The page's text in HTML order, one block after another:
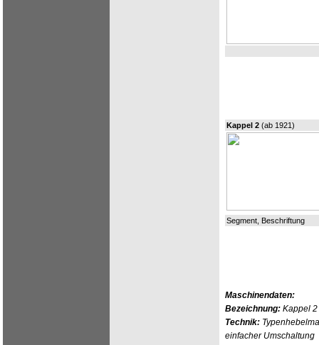
Kappel 2 (ab 1921)
Segment, Beschriftung
Maschinendaten:
Bezeichnung: Kappel 2
Technik:
einfacher Umschaltung